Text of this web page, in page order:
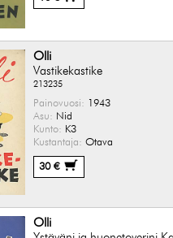
Olli
Vastikekastike
213235
Painovuosi: 1943
Asu: Nid
Kunto: K3
Kustantaja: Otava
30 €
Olli